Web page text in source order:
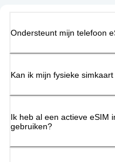
Ondersteunt mijn telefoon
Kan ik mijn fysieke
Ik heb al een actieve eSIM
gebruiken?